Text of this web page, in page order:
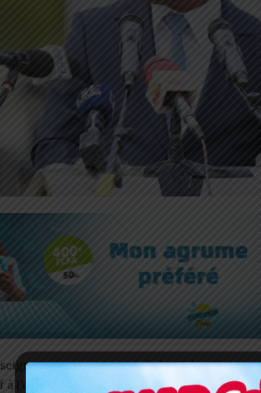
supérieur et de la recherche a
l’organisation des Examens d’Etat ou